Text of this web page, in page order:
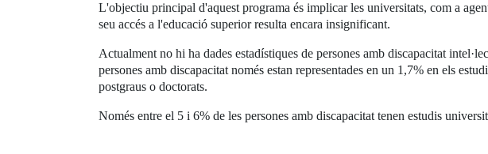
L'objectiu principal d'aquest programa és implicar les universitats, com a
seu accés a l'educació superior resulta encara insignificant.
Actualment no hi ha dades estadístiques de persones amb discapacitat
persones amb discapacitat només estan representades en un 1,7% en els
postgraus o doctorats.
Només entre el 5 i 6% de les persones amb discapacitat tenen estudis